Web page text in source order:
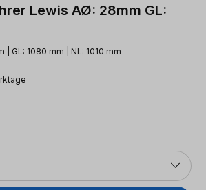
Lewis AØ: 28mm GL:
| GL: 1080 mm | NL: 1010 mm